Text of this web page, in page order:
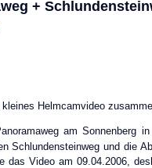
+
kleines Helmcamvideo
am Sonnenberg
Schlundensteinweg und die
das Video am 09.04.2006,